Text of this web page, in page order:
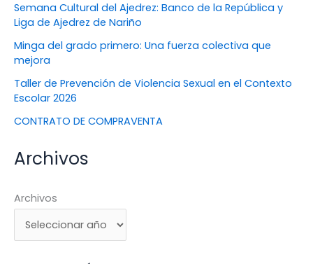
Semana Cultural del Ajedrez: Banco de la República y
Liga de Ajedrez de Nariño
Minga del grado primero: Una fuerza colectiva que
mejora
Taller de Prevención de Violencia Sexual en el Contexto
Escolar 2026
CONTRATO DE COMPRAVENTA
Archivos
Archivos